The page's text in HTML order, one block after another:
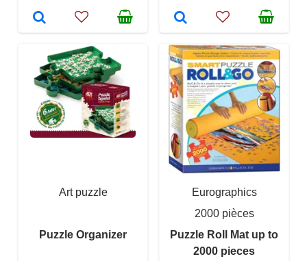
Art puzzle
Puzzle Organizer
Eurographics
2000 pièces
Puzzle Roll Mat up to
2000 pieces